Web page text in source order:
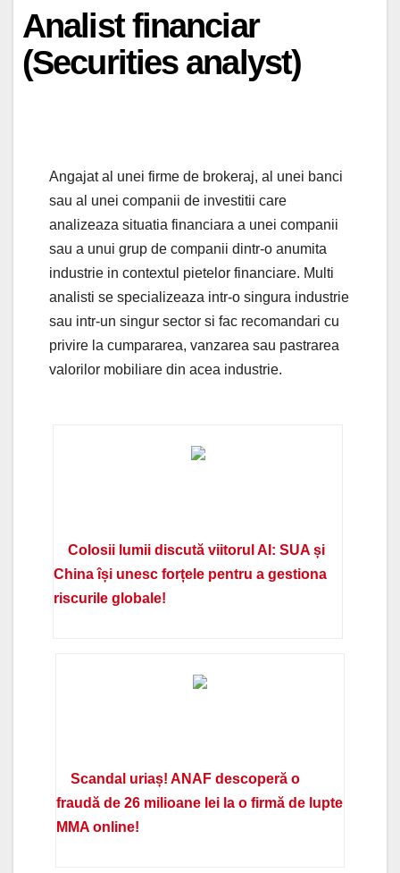
Analist financiar
(Securities analyst)
Angajat al unei firme de brokeraj, al unei banci
sau al unei companii de investitii care
analizeaza situatia financiara a unei companii
sau a unui grup de companii dintr-o anumita
industrie in contextul pietelor financiare. Multi
analisti se specializeaza intr-o singura industrie
sau intr-un singur sector si fac recomandari cu
privire la cumpararea, vanzarea sau pastrarea
valorilor mobiliare din acea industrie.
Colosii lumii discută viitorul AI: SUA și
China își unesc forțele pentru a gestiona
riscurile globale!
Scandal uriaș! ANAF descoperă o
fraudă de 26 milioane lei la o firmă de lupte
MMA online!